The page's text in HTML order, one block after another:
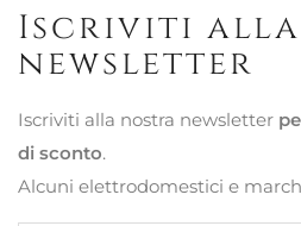
Iscriviti
newsletter
Iscriviti alla nostra newsletter
di sconto.
Alcuni elettrodomestici e